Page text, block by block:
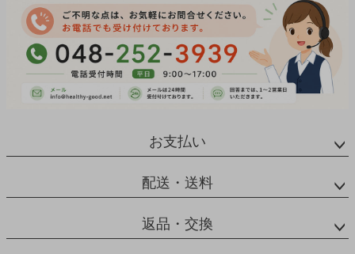
お支払い
配送・送料
返品・交換